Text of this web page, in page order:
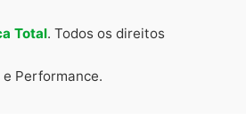
Total. Todos os direitos
Performance.